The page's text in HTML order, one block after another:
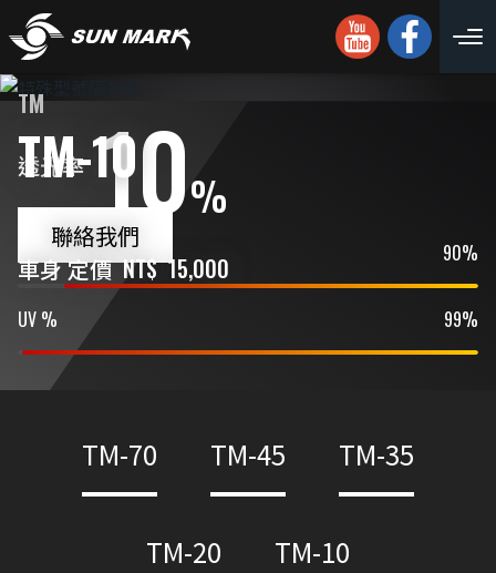
TM
TM-10
聯絡我們
車身 定價 NT$ 15,000
IR % 90%
UV % 99%
透光率 10%
TM-70 TM-45 TM-35
TM-20 TM-10